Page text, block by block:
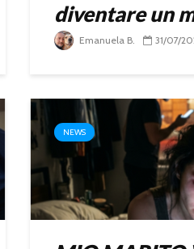
diventare un
Emanuela B. 31/07/
NEWS